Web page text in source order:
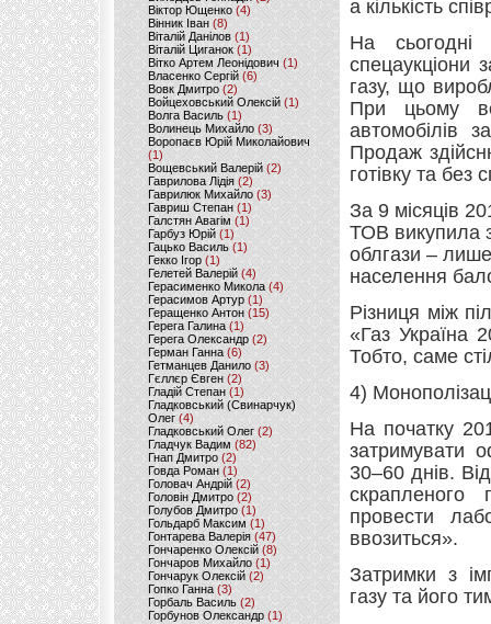
Віктор Ющенко (4)
Вінник Іван (8)
Віталій Данілов (1)
Віталій Циганок (1)
Вітко Артем Леонідович(1)
Власенко Сергій (6)
Вовк Дмитро(2)
Войцеховський Олексій(1)
Волга Василь (1)
Волинець Михайло (3)
Воропаєв Юрій Миколайович
(1)
Вощевський Валерій(2)
Гаврилова Лідія (2)
Гаврилюк Михайло (3)
Гавриш Степан (1)
Галстян Авагім (1)
Гарбуз Юрій (1)
Гацько Василь (1)
Гекко Ігор(1)
Гелетей Валерій (4)
Герасименко Микола (4)
Герасимов Артур (1)
Геращенко Антон(15)
Герега Галина (1)
Герега Олександр (2)
Герман Ганна (6)
Гетманцев Данило (3)
Гєллєр Євген (2)
Гладій Степан(1)
Гладковський (Свинарчук)
Олег (4)
Гладковський Олег (2)
Гладчук Вадим (82)
Гнап Дмитро (2)
Говда Роман(1)
Головач Андрій (2)
Головін Дмитро (2)
Голубов Дмитро (1)
Гольдарб Максим(1)
Гонтарева Валерія (47)
Гончаренко Олексій(8)
Гончаров Михайло (1)
Гончарук Олексій (2)
Гопко Ганна (3)
Горбаль Василь (2)
Горбунов Олександр (1)
а кількість
На сьогодні
спецаукціони
газу, що
При цьому
автомобілів
Продаж
готівку та без
За 9 місяців
ТОВ викупила
облгази –
населення
Різниця між
«Газ Україна
Тобто, саме
4)
На початку
затримувати
30–60 днів.
скрапленого
провести
ввозиться».
Затримки з
газу та його